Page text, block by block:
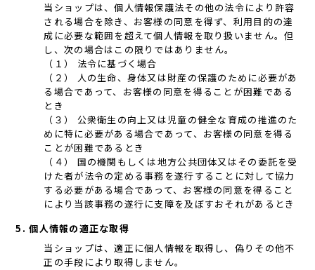
当ショップは、個人情報保護法その他の法令により許容
される場合を除き、お客様の同意を得ず、利用目的の達
成に必要な範囲を超えて個人情報を取り扱いません。但
し、次の場合はこの限りではありません。
（１） 法令に基づく場合
（２） 人の生命、身体又は財産の保護のために必要があ
る場合であって、お客様の同意を得ることが困難である
とき
（３） 公衆衛生の向上又は児童の健全な育成の推進のた
めに特に必要がある場合であって、お客様の同意を得る
ことが困難であるとき
（４） 国の機関もしくは地方公共団体又はその委託を受
けた者が法令の定める事務を遂行することに対して協力
する必要がある場合であって、お客様の同意を得ること
により当該事務の遂行に支障を及ぼすおそれがあるとき
5. 個人情報の適正な取得
当ショップは、適正に個人情報を取得し、偽りその他不
正の手段により取得しません。